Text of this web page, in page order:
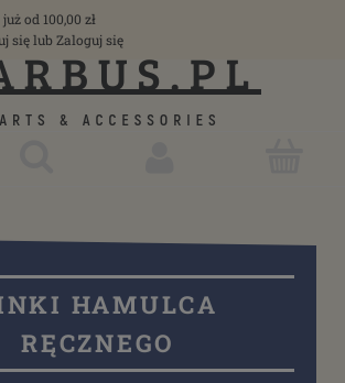
od 100,00 zł
sięlub Zaloguj się
HAMULCA
RĘCZNEGO